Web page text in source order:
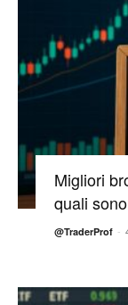
Migliori
quali
@TraderProf -